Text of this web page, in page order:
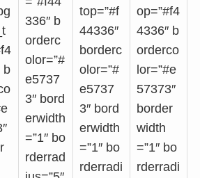
b
336″ b
orderc
olor=”#
e5737
3″ bord
erwidth
=”1″ bo
rderrad
top=”#f
44336″
borderc
olor=”#
e5737
3″ bord
erwidth
=”1″ bo
rderradi
op=”#f4
4336″ b
orderco
lor=”#e
57373″
border
width
=”1″ bo
rderradi